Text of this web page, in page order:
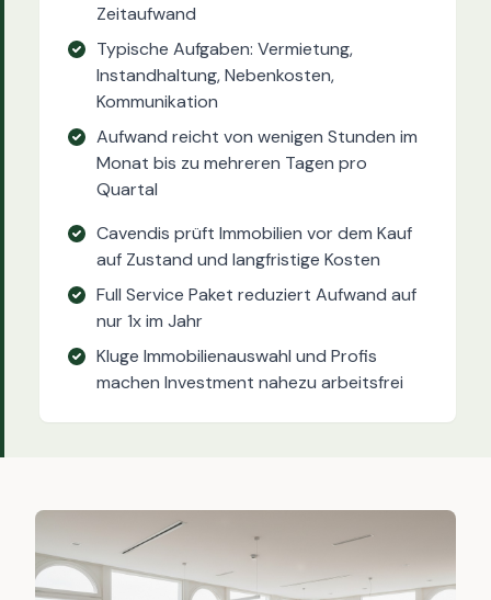
Zeitaufwand
Typische Aufgaben: Vermietung,
Instandhaltung, Nebenkosten,
Kommunikation
Aufwand reicht von wenigen Stunden im
Monat bis zu mehreren Tagen pro
Quartal
Cavendis prüft Immobilien vor dem Kauf
auf Zustand und langfristige Kosten
Full Service Paket reduziert Aufwand auf
nur 1x im Jahr
Kluge Immobilienauswahl und Profis
machen Investment nahezu arbeitsfrei